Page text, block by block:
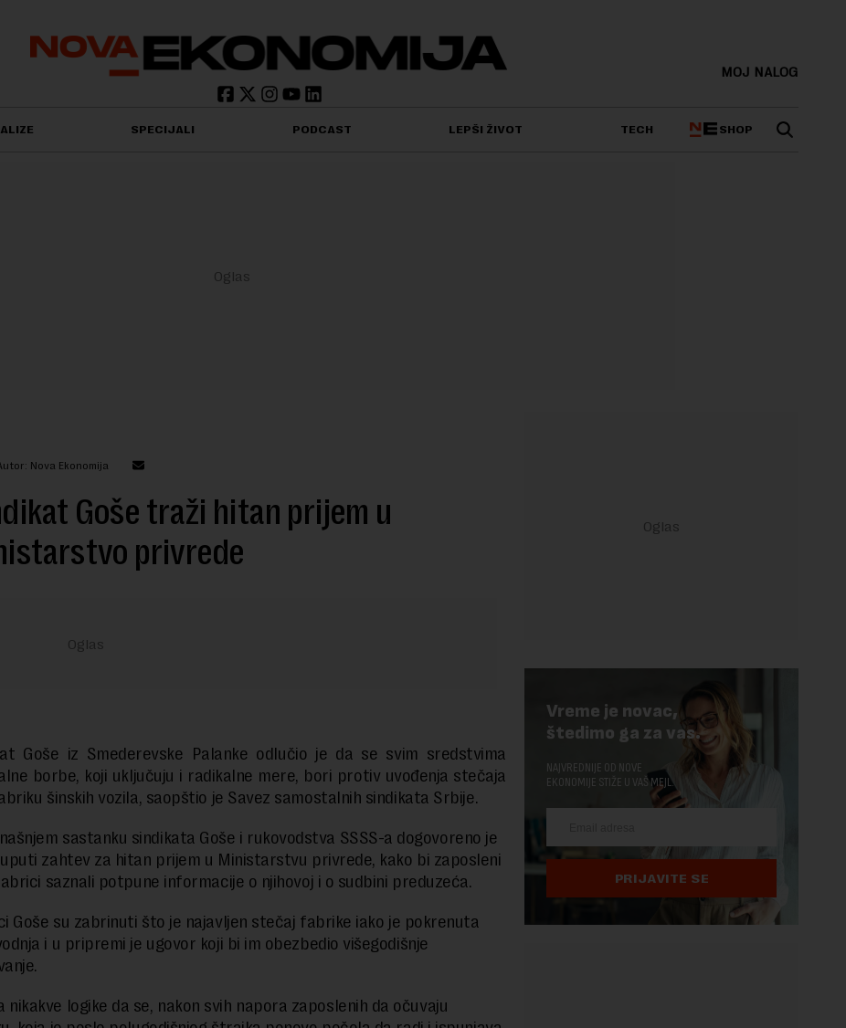
MOJ NALOG
SPECIJALI PODCAST LEPŠI ŽIVOT TECH SHOP
Nova Ekonomija
Goše traži hitan prijem u
privrede
Goše iz Smederevske Palanke odlučio je da se svim sredstvima
borbe, koji uključuju i radikalne mere, bori protiv uvođenja stečaja
šinskih vozila, saopštio je Savez samostalnih sindikata Srbije.
sastanku sindikata Goše i rukovodstva SSSS-a dogovoreno je
zahtev za hitan prijem u Ministarstvu privrede, kako bi zaposleni
saznali potpune informacije o njihovoj i o sudbini preduzeća.
Goše su zabrinuti što je najavljen stečaj fabrike iako je pokrenuta
i u pripremi je ugovor koji bi im obezbedio višegodišnje
nikakve logike da se, nakon svih napora zaposlenih da očuvaju
Vreme je novac,
štedimo ga za vas.
NAJVREDNIJE OD NOVE
EKONOMIJE STIŽE U VAŠ MEJL.
PRIJAVITE SE